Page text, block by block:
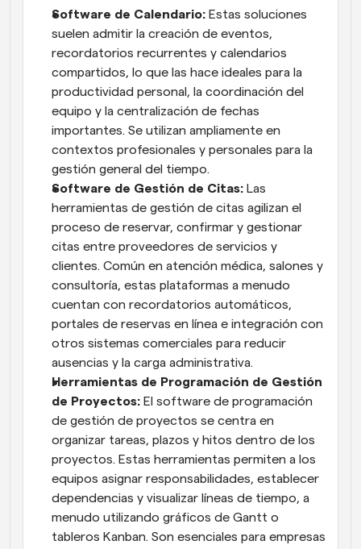
Software de Calendario: Estas soluciones
suelen admitir la creación de eventos,
recordatorios recurrentes y calendarios
compartidos, lo que las hace ideales para la
productividad personal, la coordinación del
equipo y la centralización de fechas
importantes. Se utilizan ampliamente en
contextos profesionales y personales para la
gestión general del tiempo.
Software de Gestión de Citas: Las
herramientas de gestión de citas agilizan el
proceso de reservar, confirmar y gestionar
citas entre proveedores de servicios y
clientes. Común en atención médica, salones y
consultoría, estas plataformas a menudo
cuentan con recordatorios automáticos,
portales de reservas en línea e integración con
otros sistemas comerciales para reducir
ausencias y la carga administrativa.
Herramientas de Programación de Gestión
de Proyectos: El software de programación
de gestión de proyectos se centra en
organizar tareas, plazos y hitos dentro de los
proyectos. Estas herramientas permiten a los
equipos asignar responsabilidades, establecer
dependencias y visualizar líneas de tiempo, a
menudo utilizando gráficos de Gantt o
tableros Kanban. Son esenciales para empresas